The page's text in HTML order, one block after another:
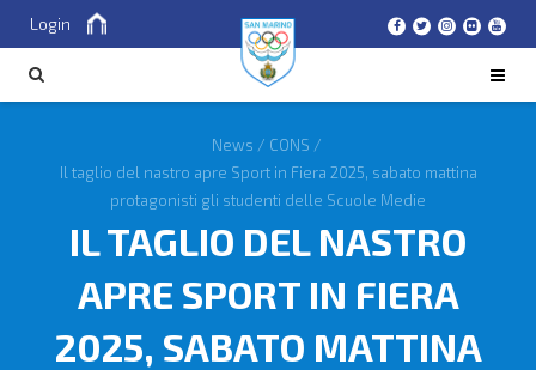
Login
News / CONS /
Il taglio del nastro apre Sport in Fiera 2025, sabato mattina
protagonisti gli studenti delle Scuole Medie
IL TAGLIO DEL NASTRO
APRE SPORT IN FIERA
2025, SABATO MATTINA